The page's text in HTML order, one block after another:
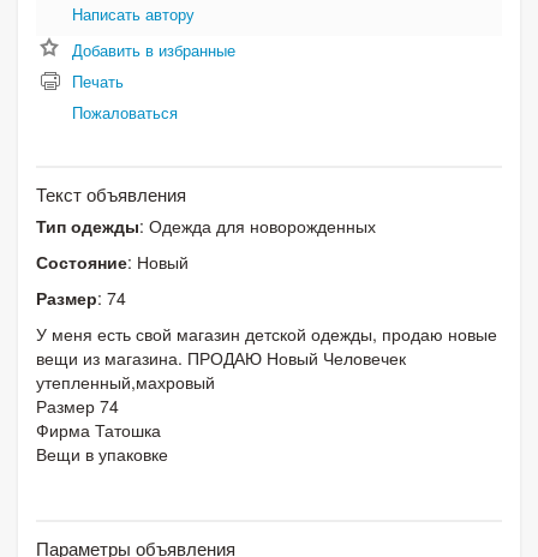
Написать автору
Добавить в избранные
Печать
Пожаловаться
Текст объявления
Тип одежды: Одежда для новорожденных
Состояние: Новый
Размер: 74
У меня есть свой магазин детской одежды, продаю новые
вещи из магазина. ПРОДАЮ Новый Человечек
утепленный,махровый
Размер 74
Фирма Татошка
Вещи в упаковке
Параметры объявления